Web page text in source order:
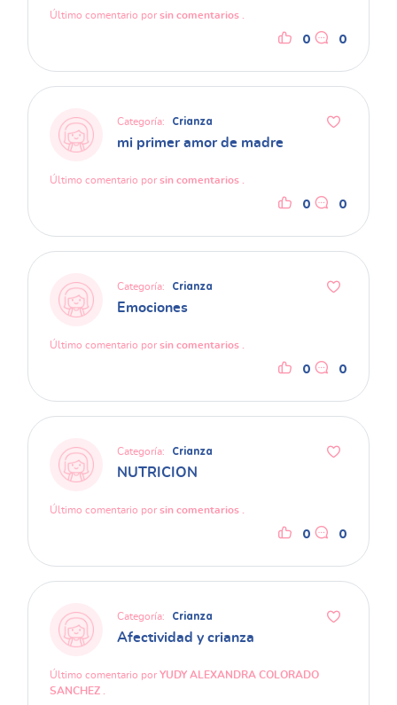
Último comentario por sin comentarios .
0 0
Categoría: Crianza
mi primer amor de madre
Último comentario por sin comentarios .
0 0
Categoría: Crianza
Emociones
Último comentario por sin comentarios .
0 0
Categoría: Crianza
NUTRICION
Último comentario por sin comentarios .
0 0
Categoría: Crianza
Afectividad y crianza
Último comentario por YUDY ALEXANDRA COLORADO
SANCHEZ .